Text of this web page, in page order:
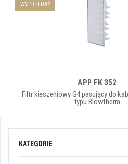
WYPRZEDAŻ
APP FK 352
Filtr kieszeniowy G4 pasujący do
typu Blowtherm
KATEGORIE